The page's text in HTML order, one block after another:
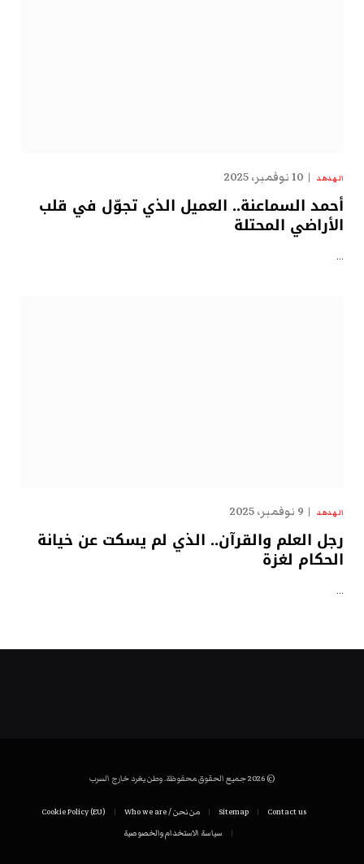
الهدهد 10 نوفمبر، 2025
أحمد السماعنة.. العميل الذي تجوّل في قلب
الأراضي المحتلة
…
الهدهد 9 نوفمبر، 2025
رجل العلم والقرآن.. الذي لم يسكت عن خيانة
الحكام لغزة
…
© 2026 جميع الحقوق محفوظة. وطن يغرد خارج السرب
Contact us
Sitemap من نحن / Who we are
Cookie Policy (EU)
سياسة الاستخدام والخصوصية